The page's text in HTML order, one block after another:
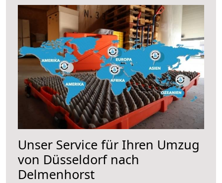
Unser Service für Ihren Umzug
von Düsseldorf nach
Delmenhorst